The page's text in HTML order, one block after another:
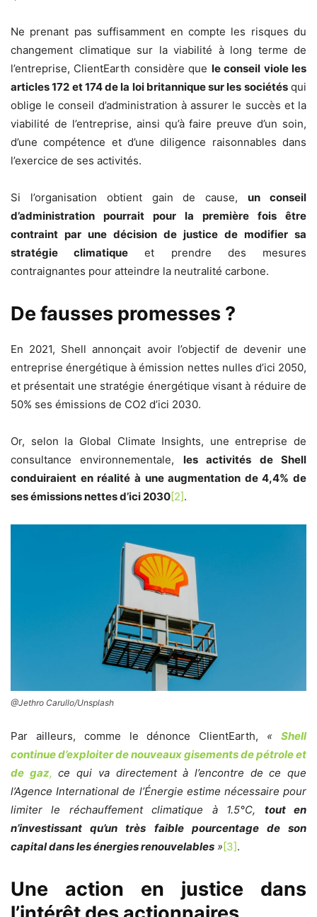
Ne prenant pas suffisamment en compte les risques du
changement climatique sur la viabilité à long terme de
l’entreprise, ClientEarth considère que le conseil viole les
articles 172 et 174 de la loi britannique sur les sociétésqui
oblige le conseil d’administration à assurer le succès et la
viabilité de l’entreprise, ainsi qu’à faire preuve d’un soin,
d’une compétence et d’une diligence raisonnables dans
l’exercice de ses activités.
Si l’organisation obtient gain de cause,un conseil
d’administration pourrait pour la première fois être
contraint par une décision de justice de modifier sa
stratégie climatique et prendre des mesures
contraignantes pour atteindre la neutralité carbone.
De fausses promesses ?
En 2021, Shell annonçait avoir l’objectif de devenir une
entreprise énergétique à émission nettes nulles d’ici 2050,
et présentait une stratégie énergétique visant à réduire de
50% ses émissions de CO2 d’ici 2030.
Or, selon la Global Climate Insights, une entreprise de
consultance environnementale, les activités de Shell
conduiraient en réalité à une augmentation de 4,4% de
ses émissions nettes d’ici 2030[2].
@Jethro Carullo/Unsplash
Par ailleurs, comme le dénonce ClientEarth, «Shell
continue d’exploiter de nouveaux gisements de pétrole et
de gaz, ce qui va directement à l’encontre de ce que
l’Agence International de l’Énergie estime nécessaire pour
limiter le réchauffement climatique à 1.5°C, tout en
n’investissant qu’un très faible pourcentage de son
capital dans les énergies renouvelables » [3].
Une action en justice dans